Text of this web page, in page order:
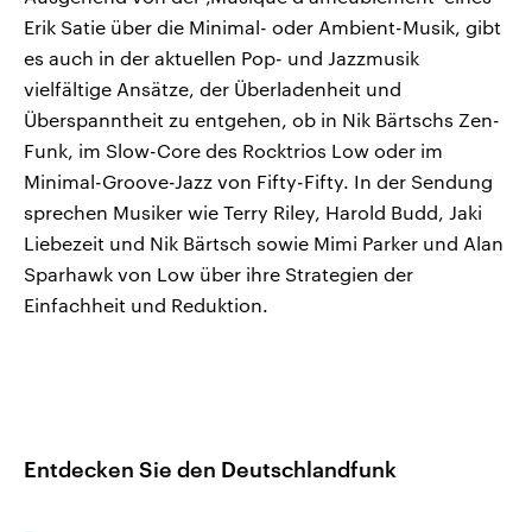
Erik Satie über die Minimal- oder Ambient-Musik, gibt
es auch in der aktuellen Pop- und Jazzmusik
vielfältige Ansätze, der Überladenheit und
Überspanntheit zu entgehen, ob in Nik Bärtschs Zen-
Funk, im Slow-Core des Rocktrios Low oder im
Minimal-Groove-Jazz von Fifty-Fifty. In der Sendung
sprechen Musiker wie Terry Riley, Harold Budd, Jaki
Liebezeit und Nik Bärtsch sowie Mimi Parker und Alan
Sparhawk von Low über ihre Strategien der
Einfachheit und Reduktion.
Entdecken Sie den Deutschlandfunk